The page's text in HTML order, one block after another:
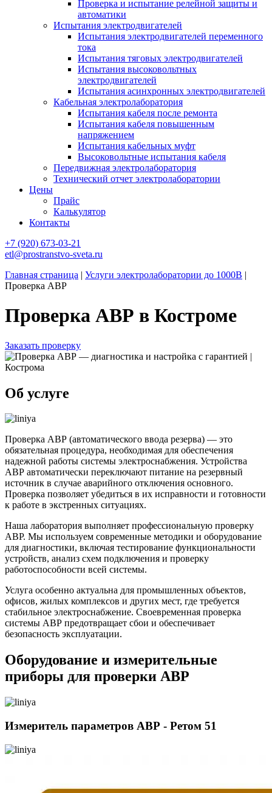
Проверка и испытание релейной защиты и
автоматики
Испытания электродвигателей
Испытания электродвигателей переменного
тока
Испытания тяговых электродвигателей
Испытания высоковольтных
электродвигателей
Испытания асинхронных электродвигателей
Кабельная электролаборатория
Испытания кабеля после ремонта
Испытания кабеля повышенным
напряжением
Испытания кабельных муфт
Высоковольтные испытания кабеля
Передвижная электролаборатория
Технический отчет электролаборатории
Цены
Прайс
Калькулятор
Контакты
+7 (920) 673-03-21
etl@prostranstvo-sveta.ru
Главная страница | Услуги электролаборатории до 1000В |
Проверка АВР
Проверка АВР в Костроме
Заказать проверку
Об услуге
Проверка АВР (автоматического ввода резерва) — это
обязательная процедура, необходимая для обеспечения
надежной работы системы электроснабжения. Устройства
АВР автоматически переключают питание на резервный
источник в случае аварийного отключения основного.
Проверка позволяет убедиться в их исправности и готовности
к работе в экстренных ситуациях.
Наша лаборатория выполняет профессиональную проверку
АВР. Мы используем современные методики и оборудование
для диагностики, включая тестирование функциональности
устройств, анализ схем подключения и проверку
работоспособности всей системы.
Услуга особенно актуальна для промышленных объектов,
офисов, жилых комплексов и других мест, где требуется
стабильное электроснабжение. Своевременная проверка
системы АВР предотвращает сбои и обеспечивает
безопасность эксплуатации.
Оборудование и измерительные
приборы для проверки АВР
Измеритель параметров АВР - Ретом 51